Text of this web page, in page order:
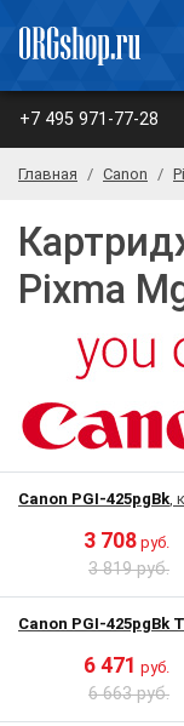
+7 495 971-77-28
Главная Canon
Pixma
Canon PGI-425pgBk,
3 708 руб.
3 819 руб.
Canon PGI-425pgBk
6 471 руб.
6 663 руб.